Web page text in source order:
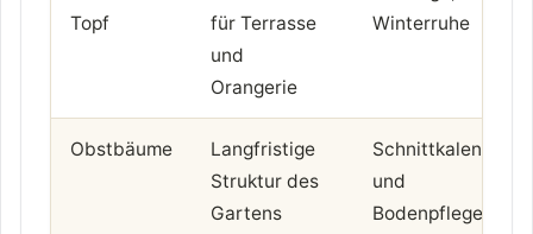
Topf
für Terrasse
und
Orangerie
Winterruhe
Obstbäume
Langfristige
Struktur des
Gartens
Schnittkalender
und
Bodenpflege